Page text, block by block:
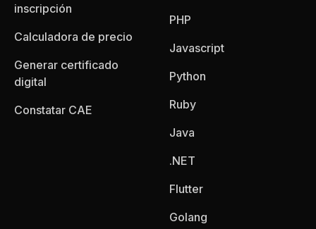
inscripción
Calculadora de precio
Generar certificado
digital
Constatar CAE
PHP
Javascript
Python
Ruby
Java
.NET
Flutter
Golang